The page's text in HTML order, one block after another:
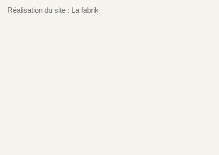
Réalisation du site : La fabrik